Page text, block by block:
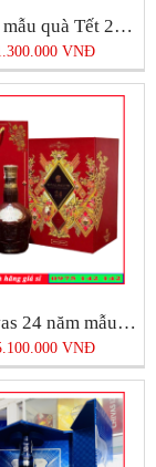
Chivas 15 mẫu quà Tết 2025
VNĐ
Rượu chivas 24 năm mẫu Quà Tết 2025
VNĐ